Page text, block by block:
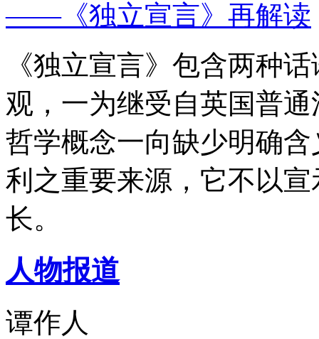
——《独立宣言》再解读
《独立宣言》包含两种
观，一为继受自英国普
哲学概念一向缺少明确
利之重要来源，它不以
长。
人物报道
谭作人